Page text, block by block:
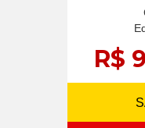
R$